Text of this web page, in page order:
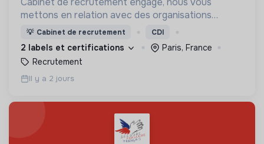
mettons en relation avec des organisations
soucieuses de leurs impacts, afin d'œuvrer
ensemble pour un futur souhaitable.
💡 Cabinet de recrutement CDI
2 labels et certifications
Paris, France
Recrutement
Il y a 2 jours